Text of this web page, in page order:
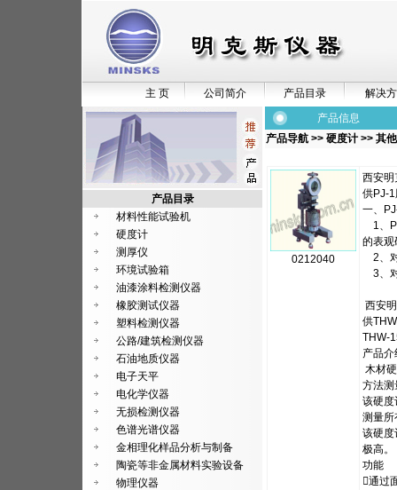
主 页 公司简介 产品目录 解决
产品目录
材料性能试验机
硬度计
测厚仪
环境试验箱
油漆涂料检测仪器
橡胶测试仪器
塑料检测仪器
公路/建筑检测仪器
石油地质仪器
电子天平
电化学仪器
无损检测仪器
色谱光谱仪器
金相理化样品分析与制备
陶瓷等非金属材料实验设备
物理仪器
产品信息
产品导航 >> 硬度计 >> 其
0212040
西安明
供PJ-
一、
1、
的表观
2、
3、
西安
供
THW-
产品介
木材
方法测
该硬
测量所
该硬度
极高。
功能
通过